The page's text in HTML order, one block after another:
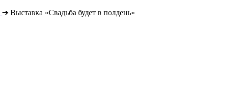
➔ Выставка «Свадьба будет в полдень»